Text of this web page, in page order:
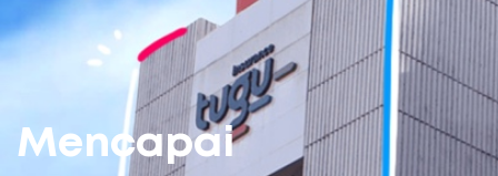
Biarkan Dirimu
jelajahi hal-hal baru!